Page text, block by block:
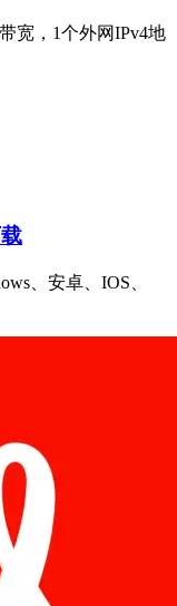
宽，1个外网IPv4地
、安卓、IOS、